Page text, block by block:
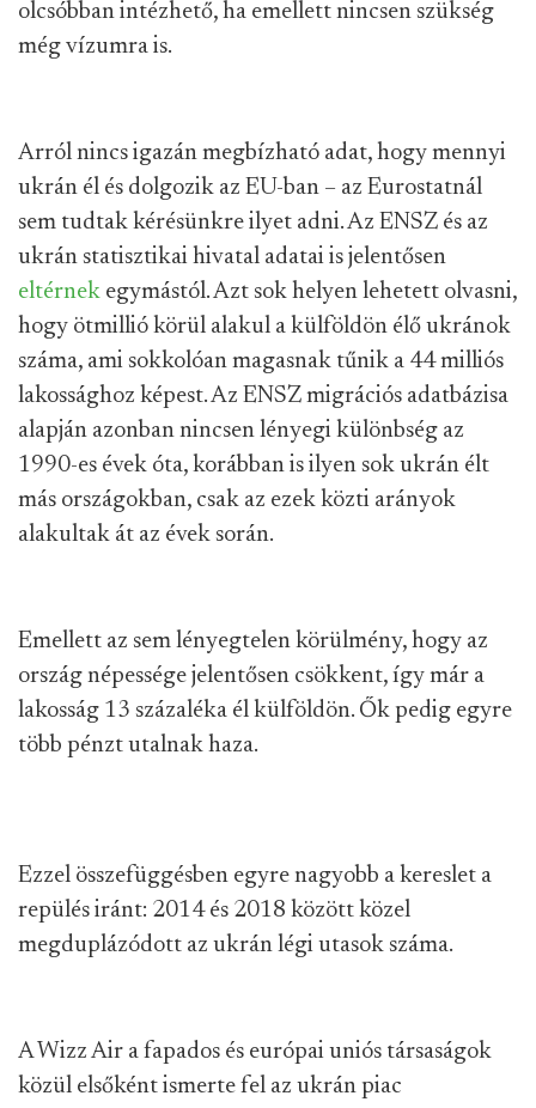
olcsóbban intézhető, ha emellett nincsen szükség
még vízumra is.
Arról nincs igazán megbízható adat, hogy mennyi
ukrán él és dolgozik az EU-ban – az Eurostatnál
sem tudtak kérésünkre ilyet adni. Az ENSZ és az
ukrán statisztikai hivatal adatai is jelentősen
eltérnek egymástól. Azt sok helyen lehetett olvasni,
hogy ötmillió körül alakul a külföldön élő ukránok
száma, ami sokkolóan magasnak tűnik a 44 milliós
lakossághoz képest. Az ENSZ migrációs adatbázisa
alapján azonban nincsen lényegi különbség az
1990-es évek óta, korábban is ilyen sok ukrán élt
más országokban, csak az ezek közti arányok
alakultak át az évek során.
Emellett az sem lényegtelen körülmény, hogy az
ország népessége jelentősen csökkent, így már a
lakosság 13 százaléka él külföldön. Ők pedig egyre
több pénzt utalnak haza.
Ezzel összefüggésben egyre nagyobb a kereslet a
repülés iránt: 2014 és 2018 között közel
megduplázódott az ukrán légi utasok száma.
A Wizz Air a fapados és európai uniós társaságok
közül elsőként ismerte fel az ukrán piac